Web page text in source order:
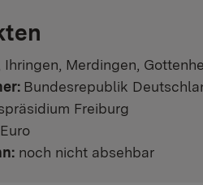
Ihringen, Merdingen,
Bundesrepublik
Freiburg
noch nicht absehbar